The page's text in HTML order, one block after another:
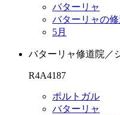
バターリャ
バターリャの
5月
バターリャ修道院／
R4A4187
ポルトガル
バターリャ